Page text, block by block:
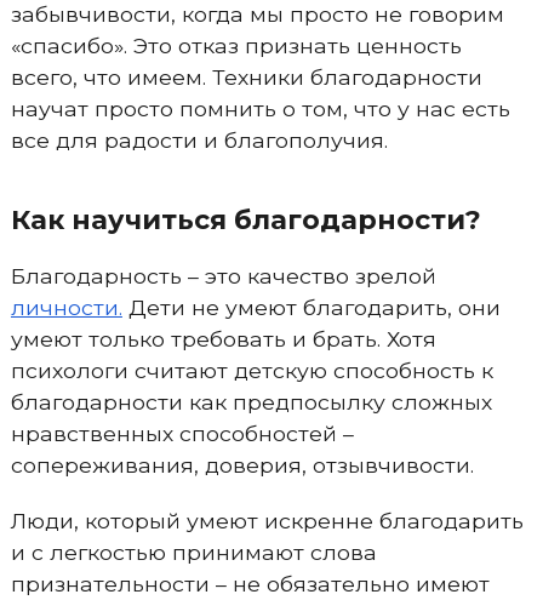
забывчивости, когда мы просто не говорим
«спасибо». Это отказ признать ценность
всего, что имеем. Техники благодарности
научат просто помнить о том, что у нас есть
все для радости и благополучия.
Как научиться благодарности?
Благодарность – это качество зрелой
личности. Дети не умеют благодарить, они
умеют только требовать и брать. Хотя
психологи считают детскую способность к
благодарности как предпосылку сложных
нравственных способностей –
сопереживания, доверия, отзывчивости.
Люди, который умеют искренне благодарить
и с легкостью принимают слова
признательности – не обязательно имеют